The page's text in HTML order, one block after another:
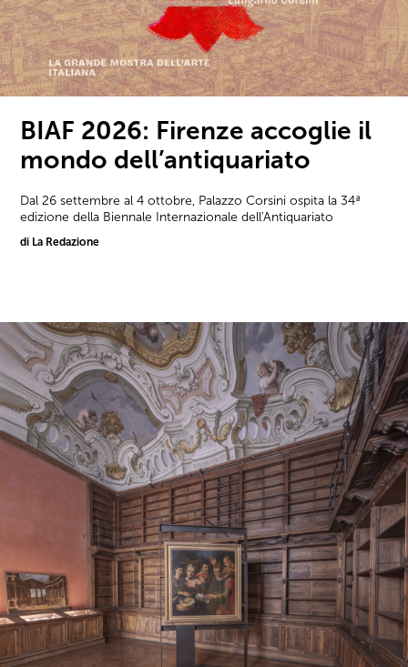
BIAF 2026: Firenze accoglie il
mondo dell’antiquariato
Dal 26 settembre al 4 ottobre, Palazzo Corsini ospita la 34ª
edizione della Biennale Internazionale dell'Antiquariato
di La Redazione